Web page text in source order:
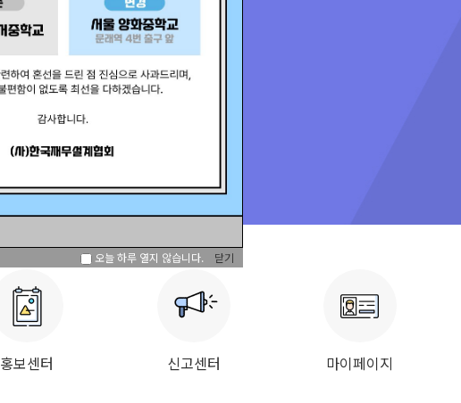
오늘 하루 열지 않습니다. 닫기
홍보센터 신고센터 마이페이지